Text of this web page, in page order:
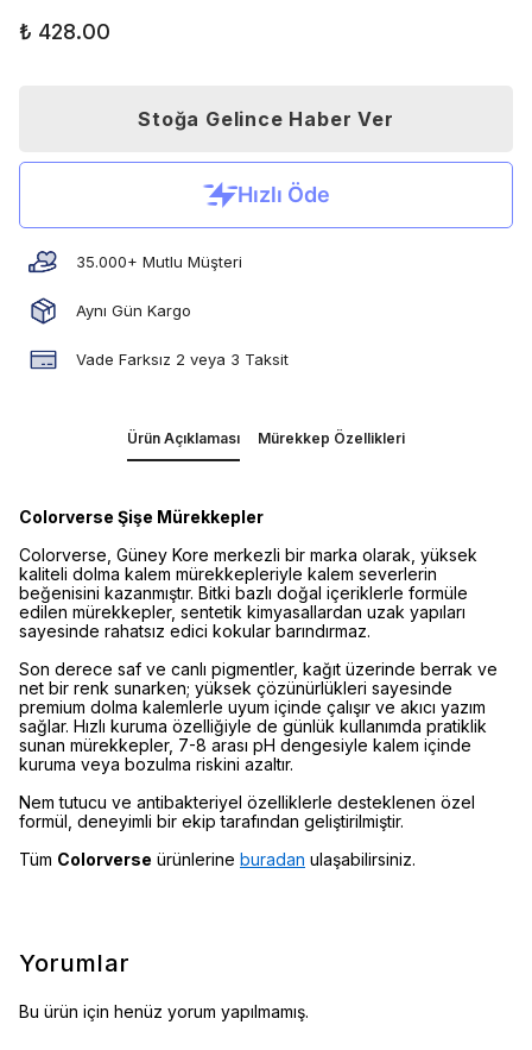
₺ 428.00
Stoğa Gelince Haber Ver
35.000+ Mutlu Müşteri
Aynı Gün Kargo
Vade Farksız 2 veya 3 Taksit
Ürün Açıklaması Mürekkep Özellikleri
Colorverse Şişe Mürekkepler
Colorverse, Güney Kore merkezli bir marka olarak, yüksek
kaliteli dolma kalem mürekkepleriyle kalem severlerin
beğenisini kazanmıştır. Bitki bazlı doğal içeriklerle formüle
edilen mürekkepler, sentetik kimyasallardan uzak yapıları
sayesinde rahatsız edici kokular barındırmaz.
Son derece saf ve canlı pigmentler, kağıt üzerinde berrak ve
net bir renk sunarken; yüksek çözünürlükleri sayesinde
premium dolma kalemlerle uyum içinde çalışır ve akıcı yazım
sağlar. Hızlı kuruma özelliğiyle de günlük kullanımda pratiklik
sunan mürekkepler, 7-8 arası pH dengesiyle kalem içinde
kuruma veya bozulma riskini azaltır.
Nem tutucu ve antibakteriyel özelliklerle desteklenen özel
formül, deneyimli bir ekip tarafından geliştirilmiştir.
Tüm Colorverse ürünlerine buradan ulaşabilirsiniz.
Yorumlar
Bu ürün için henüz yorum yapılmamış.